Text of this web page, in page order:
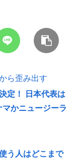
ら歪み出す
定！ 日本代表は
かニュージーラ
う人はどこまで